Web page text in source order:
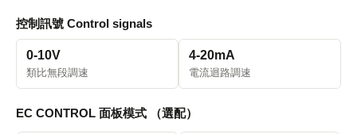
控制訊號 Control signals
0-10V
類比無段調速
4-20mA
電流迴路調速
EC CONTROL 面板模式 （選配）